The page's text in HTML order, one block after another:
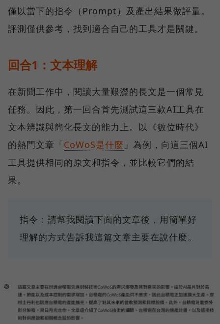
僅以當下的指令（Prompt）及產出結果做評量。
評測僅供參考，找到適合自己的工具才是關鍵。
回合1：文本理解
在新聞工作中，閱讀大量艱澀的長文是一個常見
任務。因此，第一回合首先測試這三款AI工具在
文本辨識與簡化長文的能力上。以《數位時代》
的熱門文章「CoWoS是什麼 」為例，向這三個AI
工具提供相同的原文和指令，並比較它們的結
果。
指令：請幫我閱讀下面的文章後，用簡單好
理解的方式告訴我這篇文章主要在說什麼。